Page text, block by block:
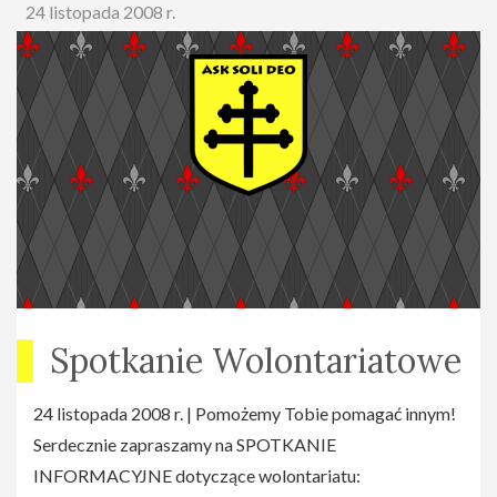
24 listopada 2008 r.
Spotkanie Wolontariatowe
24 listopada 2008 r. | Pomożemy Tobie pomagać innym!
Serdecznie zapraszamy na SPOTKANIE
INFORMACYJNE dotyczące wolontariatu: